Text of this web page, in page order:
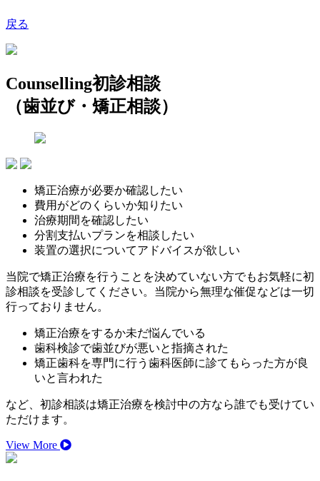
戻る
Counselling初診相談
（歯並び・矯正相談）
矯正治療が必要か確認したい
費用がどのくらいか知りたい
治療期間を確認したい
分割支払いプランを相談したい
装置の選択についてアドバイスが欲しい
当院で矯正治療を行うことを決めていない方でもお気軽に初
診相談を受診してください。当院から無理な催促などは一切
行っておりません。
矯正治療をするか未だ悩んでいる
歯科検診で歯並びが悪いと指摘された
矯正歯科を専門に行う歯科医師に診てもらった方が良
いと言われた
など、初診相談は矯正治療を検討中の方なら誰でも受けてい
ただけます。
View More